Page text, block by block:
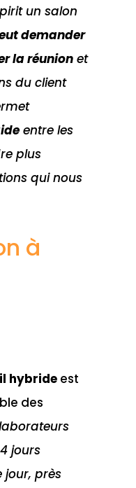
un salon
demander
la réunionet
du client
entre les
plus
qui nous
à
hybrideest
des
jours
jour, près